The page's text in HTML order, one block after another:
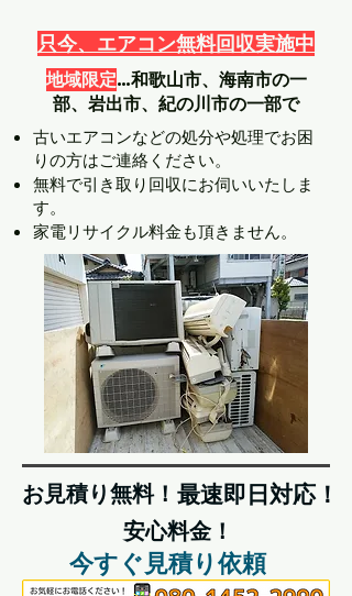
只今、エアコン無料回収実施中
地域限定…和歌山市、海南市の一
部、岩出市、紀の川市の一部で
古いエアコンなどの処分や処理でお困
りの方はご連絡ください。
無料で引き取り回収にお伺いいたしま
す。
家電リサイクル料金も頂きません。
お見積り無料！ 最速即日対応！
安心料金！
今すぐ見積り依頼